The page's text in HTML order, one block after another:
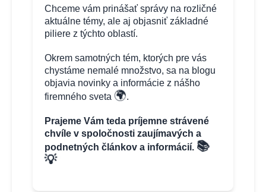
Chceme vám prinášať správy na rozličné
aktuálne témy, ale aj objasniť základné
piliere z týchto oblastí.
Okrem samotných tém, ktorých pre vás
chystáme nemalé množstvo, sa na blogu
objavia novinky a informácie z nášho
firemného sveta 🌍.
Prajeme Vám teda príjemne strávené
chvíle v spoločnosti zaujímavých a
podnetných článkov a informácií. 📚
💡